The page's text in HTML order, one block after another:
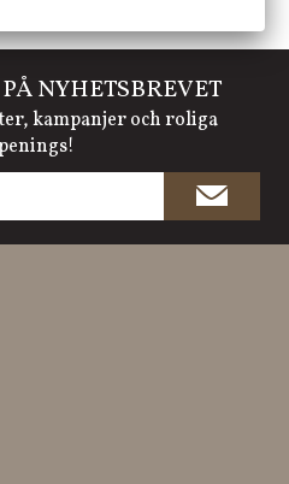
NYHETSBREVET
kampanjer och roliga